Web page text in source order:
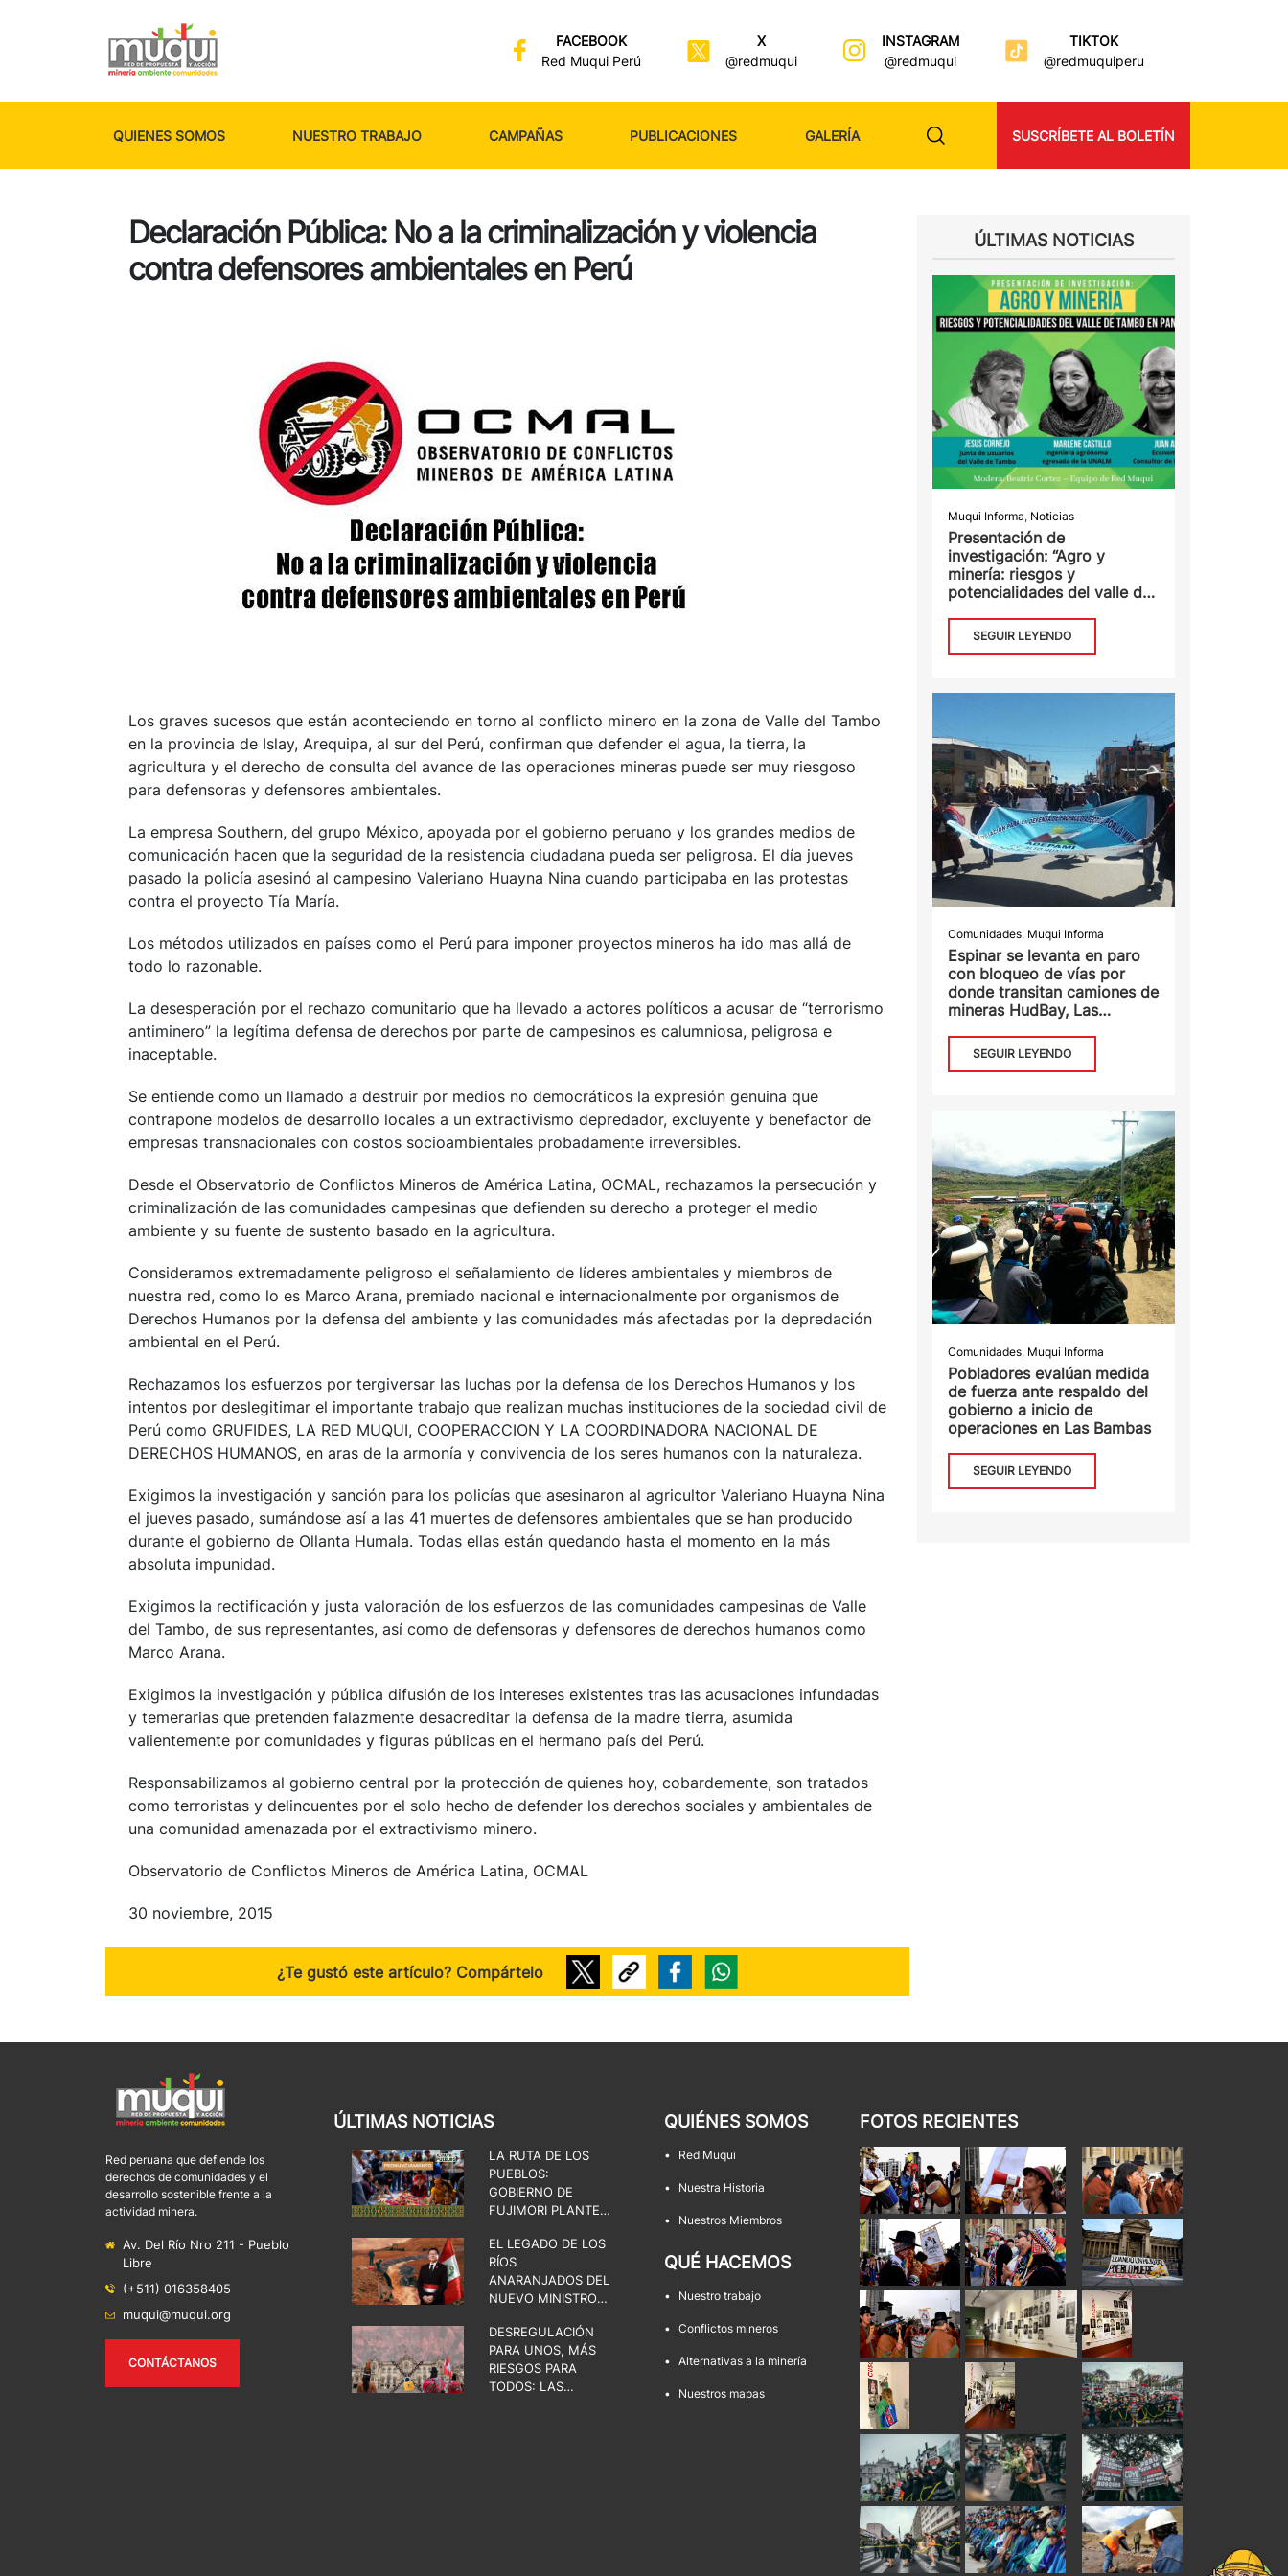
FACEBOOK
Red Muqui Perú
X
@redmuqui
INSTAGRAM
@redmuqui
TIKTOK
@redmuquiperu
QUIENES SOMOS NUESTRO TRABAJO CAMPAÑAS PUBLICACIONES GALERÍA SUSCRÍBETE AL BOLETÍN
Declaración Pública: No a la criminalización y violencia
contra defensores ambientales en Perú
Los graves sucesos que están aconteciendo en torno al conflicto minero en la zona de Valle del Tambo
en la provincia de Islay, Arequipa, al sur del Perú, confirman que defender el agua, la tierra, la
agricultura y el derecho de consulta del avance de las operaciones mineras puede ser muy riesgoso
para defensoras y defensores ambientales.
La empresa Southern, del grupo México, apoyada por el gobierno peruano y los grandes medios de
comunicación hacen que la seguridad de la resistencia ciudadana pueda ser peligrosa. El día jueves
pasado la policía asesinó al campesino Valeriano Huayna Nina cuando participaba en las protestas
contra el proyecto Tía María.
Los métodos utilizados en países como el Perú para imponer proyectos mineros ha ido mas allá de
todo lo razonable.
La desesperación por el rechazo comunitario que ha llevado a actores políticos a acusar de “terrorismo
antiminero” la legítima defensa de derechos por parte de campesinos es calumniosa, peligrosa e
inaceptable.
Se entiende como un llamado a destruir por medios no democráticos la expresión genuina que
contrapone modelos de desarrollo locales a un extractivismo depredador, excluyente y benefactor de
empresas transnacionales con costos socioambientales probadamente irreversibles.
Desde el Observatorio de Conflictos Mineros de América Latina, OCMAL, rechazamos la persecución y
criminalización de las comunidades campesinas que defienden su derecho a proteger el medio
ambiente y su fuente de sustento basado en la agricultura.
Consideramos extremadamente peligroso el señalamiento de líderes ambientales y miembros de
nuestra red, como lo es Marco Arana, premiado nacional e internacionalmente por organismos de
Derechos Humanos por la defensa del ambiente y las comunidades más afectadas por la depredación
ambiental en el Perú.
Rechazamos los esfuerzos por tergiversar las luchas por la defensa de los Derechos Humanos y los
intentos por deslegitimar el importante trabajo que realizan muchas instituciones de la sociedad civil de
Perú como GRUFIDES, LA RED MUQUI, COOPERACCION Y LA COORDINADORA NACIONAL DE
DERECHOS HUMANOS, en aras de la armonía y convivencia de los seres humanos con la naturaleza.
Exigimos la investigación y sanción para los policías que asesinaron al agricultor Valeriano Huayna Nina
el jueves pasado, sumándose así a las 41 muertes de defensores ambientales que se han producido
durante el gobierno de Ollanta Humala. Todas ellas están quedando hasta el momento en la más
absoluta impunidad.
Exigimos la rectificación y justa valoración de los esfuerzos de las comunidades campesinas de Valle
del Tambo, de sus representantes, así como de defensoras y defensores de derechos humanos como
Marco Arana.
Exigimos la investigación y pública difusión de los intereses existentes tras las acusaciones infundadas
y temerarias que pretenden falazmente desacreditar la defensa de la madre tierra, asumida
valientemente por comunidades y figuras públicas en el hermano país del Perú.
Responsabilizamos al gobierno central por la protección de quienes hoy, cobardemente, son tratados
como terroristas y delincuentes por el solo hecho de defender los derechos sociales y ambientales de
una comunidad amenazada por el extractivismo minero.
Observatorio de Conflictos Mineros de América Latina, OCMAL
30 noviembre, 2015
¿Te gustó este artículo? Compártelo
ÚLTIMAS NOTICIAS
Muqui Informa, Noticias
Presentación de
investigación: “Agro y
minería: riesgos y
potencialidades del valle de
SEGUIR LEYENDO
Comunidades, Muqui Informa
Espinar se levanta en paro
con bloqueo de vías por
donde transitan camiones de
mineras HudBay, Las
SEGUIR LEYENDO
Comunidades, Muqui Informa
Pobladores evalúan medida
de fuerza ante respaldo del
gobierno a inicio de
operaciones en Las Bambas
SEGUIR LEYENDO
Red peruana que defiende los
derechos de comunidades y el
desarrollo sostenible frente a la
actividad minera.
Av. Del Río Nro 211 - Pueblo
Libre
(+511) 016358405
muqui@muqui.org
CONTÁCTANOS
ÚLTIMAS NOTICIAS
LA RUTA DE LOS
PUEBLOS:
GOBIERNO DE
FUJIMORI PLANTEA
EL ESTADO, LA
DEMOCRACIA Y LOS
TERRITORIOS
EL LEGADO DE LOS
RÍOS
ANARANJADOS DEL
NUEVO MINISTRO
MINAS
DESREGULACIÓN
PARA UNOS, MÁS
RIESGOS PARA
TODOS: LAS
QUIÉNES SOMOS
• Red Muqui
• Nuestra Historia
• Nuestros Miembros
QUÉ HACEMOS
• Nuestro trabajo
• Conflictos mineros
• Alternativas a la minería
• Nuestros mapas
FOTOS RECIENTES